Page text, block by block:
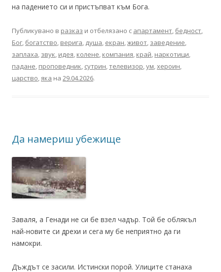
на падението си и пристъпват към Бога.
Публикувано в разказ и отбелязано с апартамент, бедност,
Бог, богатство, верига, душа, екран,живот, заведение,
заплаха, звук, идея, колене, компания, край, наркотици,
падане, проповедник, сутрин,телевизор,ум,хероин,
царство,яка на 29.04.2026.
Да намериш убежище
Заваля, а Генади не си бе взел чадър. Той бе облякъл
най-новите си дрехи и сега му бе неприятно да ги
намокри.
Дъждът се засили. Истински порой. Улиците станаха